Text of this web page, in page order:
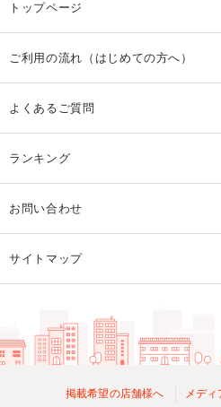
トップページ
ご利用の流れ（はじめての方へ）
よくあるご質問
ランキング
お問い合わせ
サイトマップ
掲載希望の店舗様へ メデ